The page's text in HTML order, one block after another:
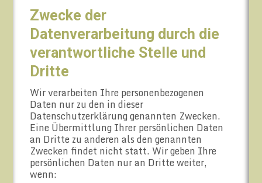
Zwecke der
Datenverarbeitung durch die
verantwortliche Stelle und
Dritte
Wir verarbeiten Ihre personenbezogenen
Daten nur zu den in dieser
Datenschutzerklärung genannten Zwecken.
Eine Übermittlung Ihrer persönlichen Daten
an Dritte zu anderen als den genannten
Zwecken findet nicht statt. Wir geben Ihre
persönlichen Daten nur an Dritte weiter,
wenn: